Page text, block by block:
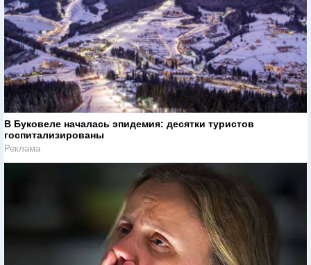
В Буковеле началась эпидемия: десятки туристов
госпитализированы
Реклама